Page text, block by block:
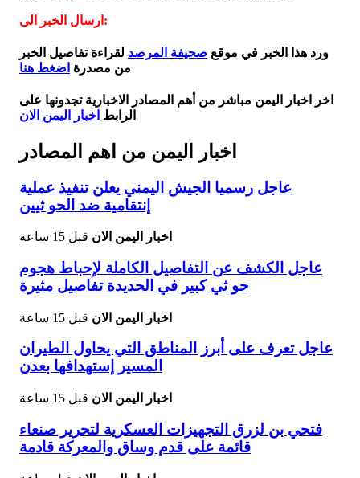
ارسال الخبر الى:
ورد هذا الخبر في موقع صحيفة المرصد لقراءة تفاصيل الخبر
من مصدرة اضغط هنا
اخر اخبار اليمن مباشر من أهم المصادر الاخبارية تجدونها على
الرابط اخبار اليمن الان
اخبار اليمن من اهم المصادر
عاجل رسميا الجيش اليمني يعلن تنفيذ عملية
إنتقامية ضد الحو ثيين
اخبار اليمن الان قبل 15 ساعة
عاجل الكشف عن التفاصيل الكاملة لإحباط هجوم
حو ثي كبير في الحديدة تفاصيل مثيرة
اخبار اليمن الان قبل 15 ساعة
عاجل تعرف على أبرز المناطق التي يحاول الطيران
المسير إستهدافها بعدن
اخبار اليمن الان قبل 15 ساعة
فتحي بن لزرق التجهيزات العسكرية لتحرير صنعاء
قائمة على قدم وساق والمعركة قادمة